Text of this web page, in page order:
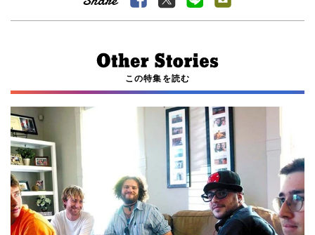
この特集を読む